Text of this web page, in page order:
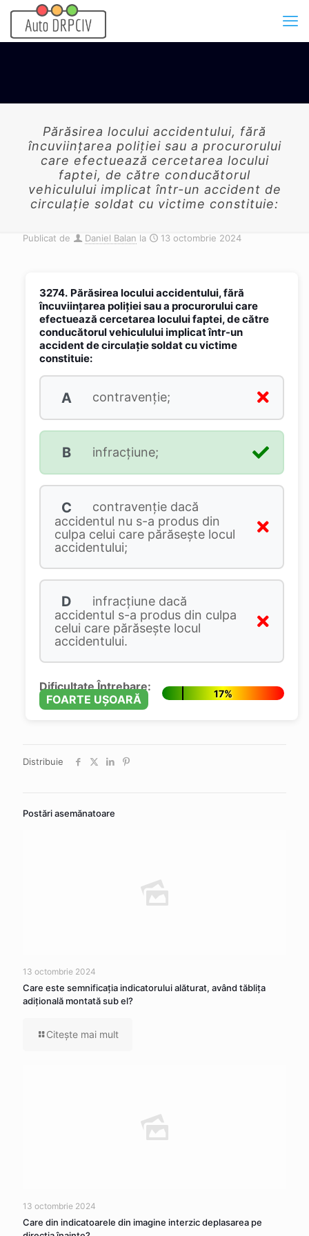
Părăsirea locului accidentului, fără
încuviințarea poliției sau a procurorului
care efectuează cercetarea locului
faptei, de către conducătorul
vehiculului implicat într-un accident de
circulație soldat cu victime constituie:
Publicat de Daniel Balan la 13 octombrie 2024
3274. Părăsirea locului accidentului, fără
încuviințarea poliției sau a procurorului care
efectuează cercetarea locului faptei, de către
conducătorul vehiculului implicat într-un
accident de circulație soldat cu victime
constituie:
A contravenție;
B infracțiune;
C
contravenție dacă
accidentul nu s-a produs din
culpa celui care părăsește locul
accidentului;
D
infracțiune dacă
accidentul s-a produs din culpa
celui care părăsește locul
accidentului.
Dificultate Întrebare:
FOARTE UȘOARĂ
17%
Distribuie
Postări asemănatoare
13 octombrie 2024
Care este semnificația indicatorului alăturat, având tăblița
adițională montată sub el?
Citeşte mai mult
13 octombrie 2024
Care din indicatoarele din imagine interzic deplasarea pe